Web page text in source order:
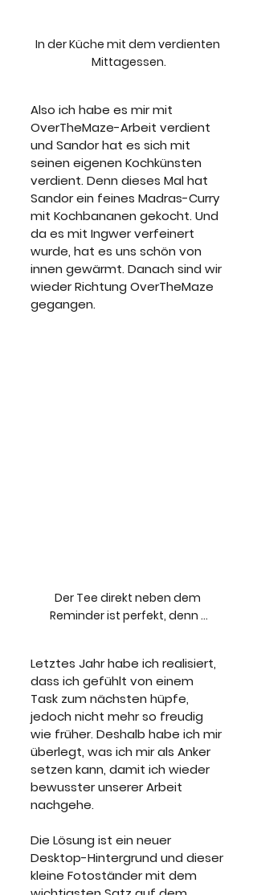
In der Küche mit dem verdienten
Mittagessen.
Also ich habe es mir mit
OverTheMaze-Arbeit verdient
und Sandor hat es sich mit
seinen eigenen Kochkünsten
verdient. Denn dieses Mal hat
Sandor ein feines Madras-Curry
mit Kochbananen gekocht. Und
da es mit Ingwer verfeinert
wurde, hat es uns schön von
innen gewärmt. Danach sind wir
wieder Richtung OverTheMaze
gegangen.
Der Tee direkt neben dem
Reminder ist perfekt, denn …
Letztes Jahr habe ich realisiert,
dass ich gefühlt von einem
Task zum nächsten hüpfe,
jedoch nicht mehr so freudig
wie früher. Deshalb habe ich mir
überlegt, was ich mir als Anker
setzen kann, damit ich wieder
bewusster unserer Arbeit
nachgehe.
Die Lösung ist ein neuer
Desktop-Hintergrund und dieser
kleine Fotoständer mit dem